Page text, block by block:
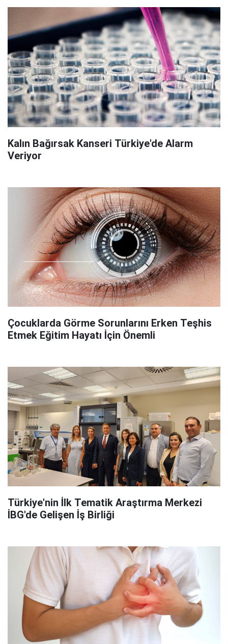
Kalın Bağırsak Kanseri Türkiye'de Alarm
Veriyor
Çocuklarda Görme Sorunlarını Erken Teşhis
Etmek Eğitim Hayatı İçin Önemli
Türkiye'nin İlk Tematik Araştırma Merkezi
İBG'de Gelişen İş Birliği